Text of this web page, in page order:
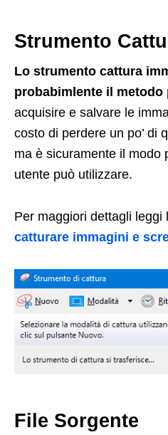
Strumento
Lo strumento cattura
probabimlente il metodo
acquisire e salvare le
costo di perdere un po’ di
ma è sicuramente il modo
utente può utilizzare.
Per maggiori dettagli leggi
catturare immagini e
File Sorgente